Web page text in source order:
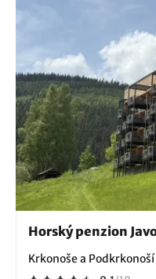
Horský penzion
Krkonoše a Podkrkonoší